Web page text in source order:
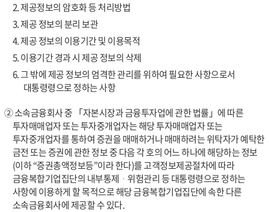
2. 제공정보의 암호화 등 처리방법
3. 제공 정보의 분리 보관
4. 제공 정보의 이용기간 및 이용목적
5. 이용기간 경과 시 제공 정보의 삭제
6. 그 밖에 제공 정보의 엄격한 관리를 위하여 필요한 사항으로서
대통령령으로 정하는 사항
② 소속금융회사 중 「자본시장과 금융투자업에 관한 법률」에 따른
투자매매업자 또는 투자중개업자는 해당 투자매매업자 또는
투자중개업자를 통하여 증권을 매매하거나 매매하려는 위탁자가 예탁한
금전 또는 증권에 관한 정보 중 다음 각 호의 어느 하나에 해당하는 정보
(이하 “증권총액정보등”이라 한다)를 고객정보제공절차에 따라
금융복합기업집단의 내부통제ᆞ위험관리 등 대통령령으로 정하는
사항에 이용하게 할 목적으로 해당 금융복합기업집단에 속한 다른
소속금융회사에 제공할 수 있다.